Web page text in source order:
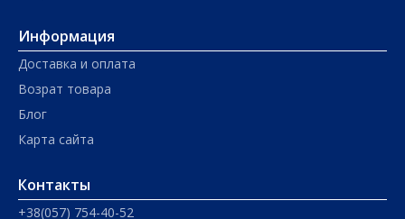
Информация
Доставка и оплата
Возрат товара
Блог
Карта сайта
Контакты
+38(057) 754-40-52